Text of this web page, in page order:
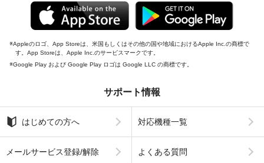
Appleのロゴ、App Storeは、米国もしくはその他の国や地域におけるApple Inc.の商標で
す。App Storeは、Apple Inc.のサービスマークです。
Google Play および Google Play ロゴは Google LLC の商標です。
サポート情報
はじめての方へ 対応機種一覧
メールサービス登録/解除 よくある質問